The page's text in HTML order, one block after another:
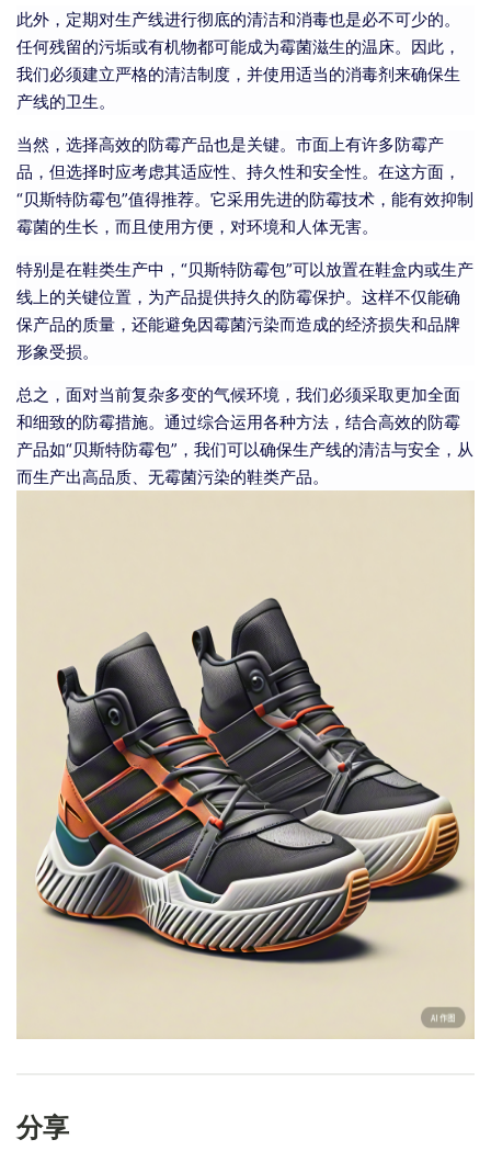
此外，定期对生产线进行彻底的清洁和消毒也是必不可少的。
任何残留的污垢或有机物都可能成为霉菌滋生的温床。因此，
我们必须建立严格的清洁制度，并使用适当的消毒剂来确保生
产线的卫生。
当然，选择高效的防霉产品也是关键。市面上有许多防霉产
品，但选择时应考虑其适应性、持久性和安全性。在这方面，
“贝斯特防霉包”值得推荐。它采用先进的防霉技术，能有效抑制
霉菌的生长，而且使用方便，对环境和人体无害。
特别是在鞋类生产中，“贝斯特防霉包”可以放置在鞋盒内或生产
线上的关键位置，为产品提供持久的防霉保护。这样不仅能确
保产品的质量，还能避免因霉菌污染而造成的经济损失和品牌
形象受损。
总之，面对当前复杂多变的气候环境，我们必须采取更加全面
和细致的防霉措施。通过综合运用各种方法，结合高效的防霉
产品如“贝斯特防霉包”，我们可以确保生产线的清洁与安全，从
而生产出高品质、无霉菌污染的鞋类产品。
分享